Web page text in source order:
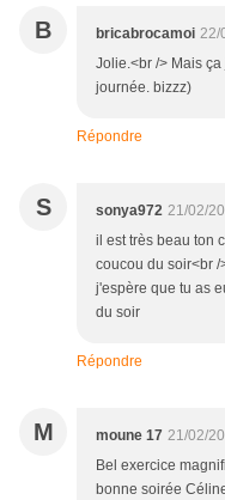
B bricabrocamoi 22/
Jolie.<br /> Mais
journée. bizzz)
Répondre
S sonya972 21/02/
il est très beau ton
coucou du soir<br
j'espère que tu as
du soir
Répondre
M moune 17 21/02/
Bel exercice
bonne soirée